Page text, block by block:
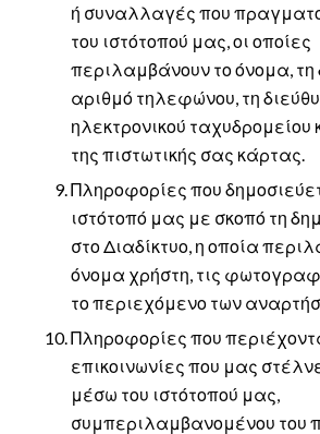
ή συναλλαγές που
του ιστότοπού μας, οι οποίες
περιλαμβάνουν το όνομα, τη
αριθμό τηλεφώνου, τη
ηλεκτρονικού ταχυδρομείου
της πιστωτικής σας κάρτας.
Πληροφορίες που
ιστότοπό μας με σκοπό τη
στο Διαδίκτυο, η οποία
όνομα χρήστη, τις
το περιεχόμενο των
Πληροφορίες που
επικοινωνίες που μας
μέσω του ιστότοπού μας,
συμπεριλαμβανομένου του